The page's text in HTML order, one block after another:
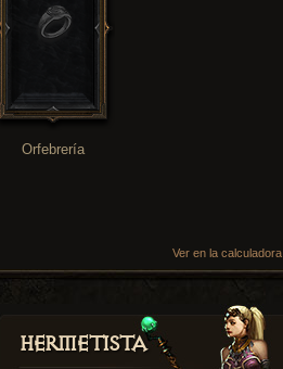
Orfebrería
Ver en la calculadora
Hermetista